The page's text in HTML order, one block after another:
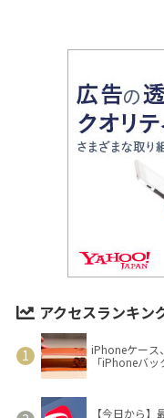
アクセスランキン
iPhoneケース
「iPhoneバッ
【今日から